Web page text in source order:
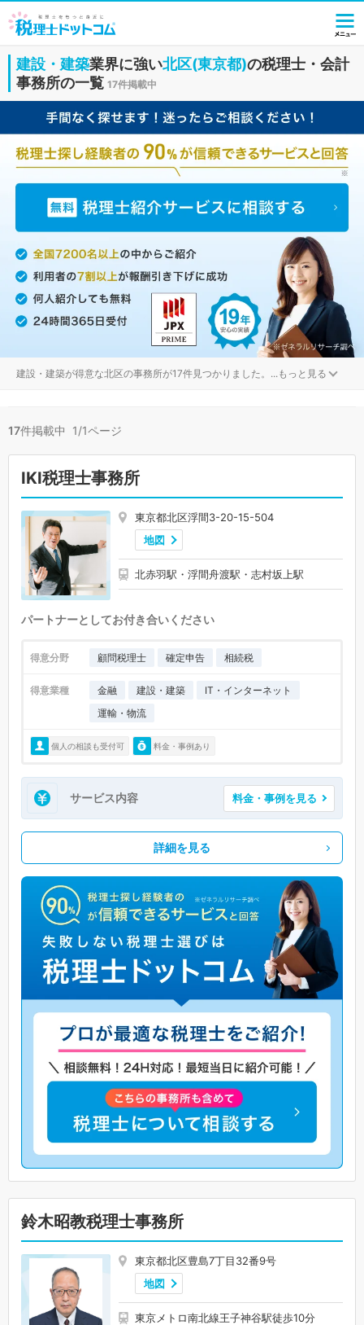
建設・建築業界に強い北区(東京都)の税理士・会計
事務所の一覧 17件掲載中
建設・建築が得意な北区の事務所が17件見つかりました。 ...もっと見る
17件掲載中 1/1ページ
IKI税理士事務所
東京都北区浮間3-20-15-504
地図
北赤羽駅・浮間舟渡駅・志村坂上駅
パートナーとしてお付き合いください
得意分野 顧問税理士 確定申告 相続税
得意業種 金融 建設・建築
IT・インターネット
運輸・物流
個人の相談も受付可 料金・事例あり
サービス内容 料金・事例を見る
詳細を見る
鈴木昭教税理士事務所
東京都北区豊島7丁目32番9号
地図
東京メトロ南北線王子神谷駅徒歩10分